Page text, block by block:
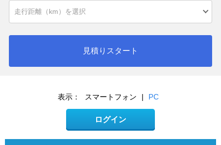
見積りスタート
表示： スマートフォン | PC
ログイン